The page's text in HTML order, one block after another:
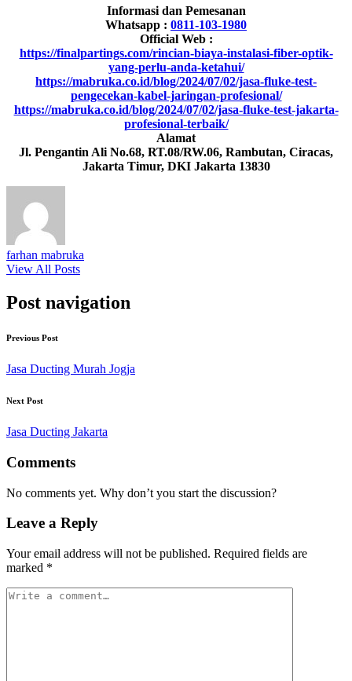
Informasi dan Pemesanan
Whatsapp : 0811-103-1980
Official Web :
https://finalpartings.com/rincian-biaya-instalasi-fiber-optik-
yang-perlu-anda-ketahui/
https://mabruka.co.id/blog/2024/07/02/jasa-fluke-test-
pengecekan-kabel-jaringan-profesional/
https://mabruka.co.id/blog/2024/07/02/jasa-fluke-test-jakarta-
profesional-terbaik/
Alamat
Jl. Pengantin Ali No.68, RT.08/RW.06, Rambutan, Ciracas,
Jakarta Timur, DKI Jakarta 13830
farhan mabruka
View All Posts
Post navigation
Previous Post
Jasa Ducting Murah Jogja
Next Post
Jasa Ducting Jakarta
Comments
No comments yet. Why don’t you start the discussion?
Leave a Reply
Your email address will not be published. Required fields are
marked *